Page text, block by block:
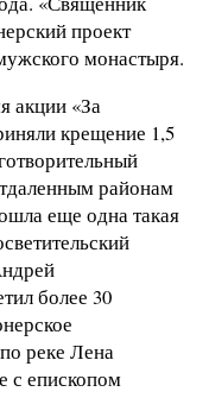
проект
монастыря.
акции «За
крещение 1,5
районам
еще одна такая
более 30
реке Лена
с епископом